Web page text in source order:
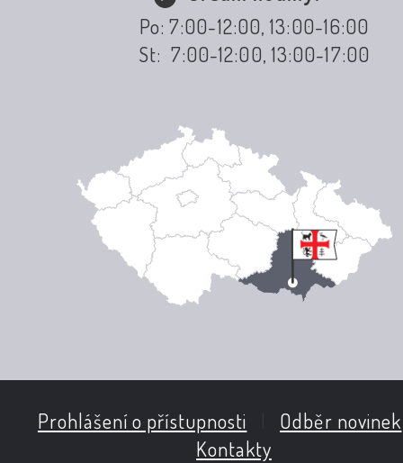
Po: 7:00-12:00, 13:00-16:00
St: 7:00-12:00, 13:00-17:00
Prohlášení o přístupnosti Odběr novinek
Kontakty